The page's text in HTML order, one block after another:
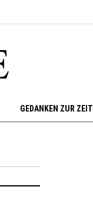
GEDANKEN ZUR ZEIT